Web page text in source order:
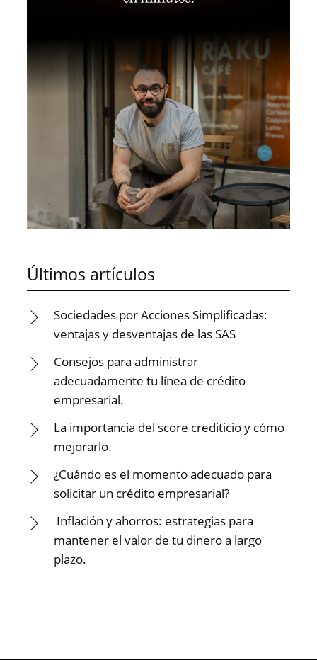
Últimos artículos
Sociedades por Acciones Simplificadas:
ventajas y desventajas de las SAS
Consejos para administrar
adecuadamente tu línea de crédito
empresarial.
La importancia del score crediticio y cómo
mejorarlo.
¿Cuándo es el momento adecuado para
solicitar un crédito empresarial?
Inflación y ahorros: estrategias para
mantener el valor de tu dinero a largo
plazo.